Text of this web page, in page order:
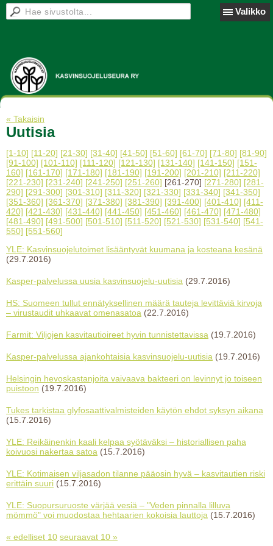
Valikko
« Takaisin
Uutisia
[1-10] [11-20] [21-30] [31-40] [41-50] [51-60] [61-70] [71-80] [81-90]
[91-100] [101-110] [111-120] [121-130] [131-140] [141-150] [151-
160] [161-170] [171-180] [181-190] [191-200] [201-210] [211-220]
[221-230] [231-240] [241-250] [251-260] [261-270] [271-280] [281-
290] [291-300] [301-310] [311-320] [321-330] [331-340] [341-350]
[351-360] [361-370] [371-380] [381-390] [391-400] [401-410] [411-
420] [421-430] [431-440] [441-450] [451-460] [461-470] [471-480]
[481-490] [491-500] [501-510] [511-520] [521-530] [531-540] [541-
550] [551-560]
YLE: Kasvinsuojelutoimet lisääntyvät kuumana ja kosteana kesänä
(29.7.2016)
Kasper-palvelussa uusia kasvinsuojelu-uutisia (29.7.2016)
HS: Suomeen tullut ennätyksellinen määrä tauteja levittäviä kirvoja
– virustaudit uhkaavat omenasatoa (22.7.2016)
Farmit: Viljojen kasvitautioireet hyvin tunnistettavissa (19.7.2016)
Kasper-palvelussa ajankohtaisia kasvinsuojelu-uutisia (19.7.2016)
Helsingin hevoskastanjoita vaivaava bakteeri on levinnyt jo toiseen
puistoon (19.7.2016)
Tukes tarkistaa glyfosaattivalmisteiden käytön ehdot syksyn aikana
(15.7.2016)
YLE: Reikäinenkin kaali kelpaa syötäväksi – historiallisen paha
koivuosi nakertaa satoa (15.7.2016)
YLE: Kotimaisen viljasadon tilanne pääosin hyvä – kasvitautien riski
erittäin suuri (15.7.2016)
YLE: Suopursuruoste värjää vesiä – "Veden pinnalla lilluva
mömmö" voi muodostaa hehtaarien kokoisia lauttoja (15.7.2016)
« edelliset 10 seuraavat 10 »